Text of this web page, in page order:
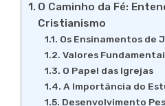
O Caminho da Fé:
Cristianismo
Os Ensinamentos de
Valores
O Papel das Igrejas
A Importância do
Desenvolvimento